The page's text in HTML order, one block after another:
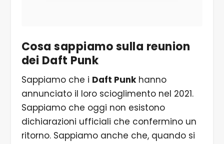
Cosa sappiamo sulla reunion
dei Daft Punk
Sappiamo che i Daft Punkhanno
annunciato il loro scioglimento nel 2021.
Sappiamo che oggi non esistono
dichiarazioni ufficiali che confermino un
ritorno. Sappiamo anche che, quando si